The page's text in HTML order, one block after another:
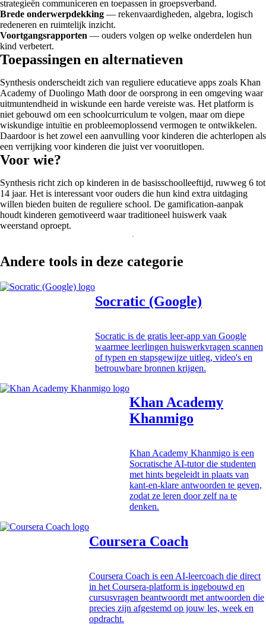
strategieën communiceren en toepassen in groepsverband.
Brede onderwerpdekking — rekenvaardigheden, algebra, logisch
redeneren en ruimtelijk inzicht.
Voortgangsrapporten — ouders volgen op welke onderdelen hun
kind verbetert.
Toepassingen en alternatieven
Synthesis onderscheidt zich van reguliere educatieve apps zoals Khan
Academy of Duolingo Math door de oorsprong in een omgeving waar
uitmuntendheid in wiskunde een harde vereiste was. Het platform is
niet gebouwd om een schoolcurriculum te volgen, maar om diepe
wiskundige intuïtie en probleemoplossend vermogen te ontwikkelen.
Daardoor is het zowel een aanvulling voor kinderen die achterlopen als
een verrijking voor kinderen die juist ver vooruitlopen.
Voor wie?
Synthesis richt zich op kinderen in de basisschoolleeftijd, ruwweg 6 tot
14 jaar. Het is interessant voor ouders die hun kind extra uitdaging
willen bieden buiten de reguliere school. De gamification-aanpak
houdt kinderen gemotiveerd waar traditioneel huiswerk vaak
weerstand oproept.
Andere tools in deze categorie
Socratic (Google)
Socratic is de gratis leer-app van Google
waarmee leerlingen huiswerkvragen scannen
of typen en stapsgewijze uitleg, video's en
betrouwbare bronnen krijgen.
Khan Academy
Khanmigo
Khan Academy Khanmigo is een
Socratische AI-tutor die studenten
met hints begeleidt in plaats van
kant-en-klare antwoorden te geven,
zodat ze leren door zelf na te
denken.
Coursera Coach
Coursera Coach is een AI-leercoach die direct
in het Coursera-platform is ingebouwd en
cursusvragen beantwoordt met antwoorden die
precies zijn afgestemd op jouw les, week en
opdracht.